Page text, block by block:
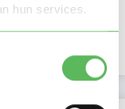
hun services.
29-12-2025